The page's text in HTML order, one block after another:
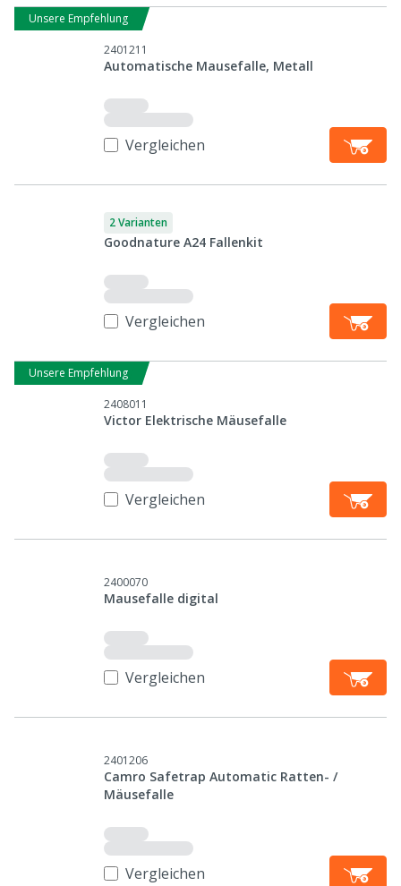
Unsere Empfehlung
2401211
Automatische Mausefalle, Metall
Vergleichen
2 Varianten
Goodnature A24 Fallenkit
Vergleichen
Unsere Empfehlung
2408011
Victor Elektrische Mäusefalle
Vergleichen
2400070
Mausefalle digital
Vergleichen
2401206
Camro Safetrap Automatic Ratten- /
Mäusefalle
Vergleichen